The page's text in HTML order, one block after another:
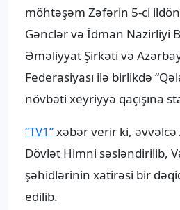
möhtəşəm Zəfərin 5-ci
Gənclər və İdman Nazirliyi
Əməliyyat Şirkəti və
Federasiyası ilə birlikdə
növbəti xeyriyyə qaçışına
“TV1”xəbər verir ki, əvvəlcə
Dövlət Himni səsləndirilib,
şəhidlərinin xatirəsi bir
edilib.